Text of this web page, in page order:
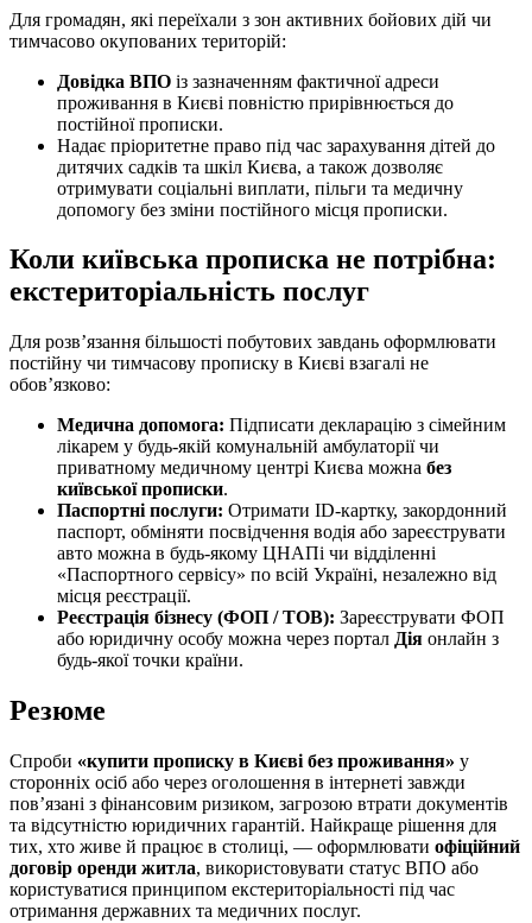
Для громадян, які переїхали з зон активних бойових дій чи
тимчасово окупованих територій:
Довідка ВПО із зазначенням фактичної адреси
проживання в Києві повністю прирівнюється до
постійної прописки.
Надає пріоритетне право під час зарахування дітей до
дитячих садків та шкіл Києва, а також дозволяє
отримувати соціальні виплати, пільги та медичну
допомогу без зміни постійного місця прописки.
Коли київська прописка не потрібна:
екстериторіальність послуг
Для розв’язання більшості побутових завдань оформлювати
постійну чи тимчасову прописку в Києві взагалі не
обов’язково:
Медична допомога: Підписати декларацію з сімейним
лікарем у будь-якій комунальній амбулаторії чи
приватному медичному центрі Києва можна без
київської прописки.
Паспортні послуги: Отримати ID-картку, закордонний
паспорт, обміняти посвідчення водія або зареєструвати
авто можна в будь-якому ЦНАПі чи відділенні
«Паспортного сервісу» по всій Україні, незалежно від
місця реєстрації.
Реєстрація бізнесу (ФОП / ТОВ): Зареєструвати ФОП
або юридичну особу можна через портал Дія онлайн з
будь-якої точки країни.
Резюме
Спроби «купити прописку в Києві без проживання» у
сторонніх осіб або через оголошення в інтернеті завжди
пов’язані з фінансовим ризиком, загрозою втрати документів
та відсутністю юридичних гарантій. Найкраще рішення для
тих, хто живе й працює в столиці, — оформлювати офіційний
договір оренди житла, використовувати статус ВПО або
користуватися принципом екстериторіальності під час
отримання державних та медичних послуг.